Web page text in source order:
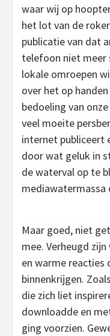
waar wij op
het lot van de
publicatie van dat
telefoon niet meer
lokale omroepen
over het op
bedoeling van
veel moeite
internet publiceert
door wat geluk in
de waterval op te
mediawatermassa
Maar goed, niet
mee. Verheugd
en warme reacties
binnenkrijgen.
die zich liet
downloadde en
ging voorzien.